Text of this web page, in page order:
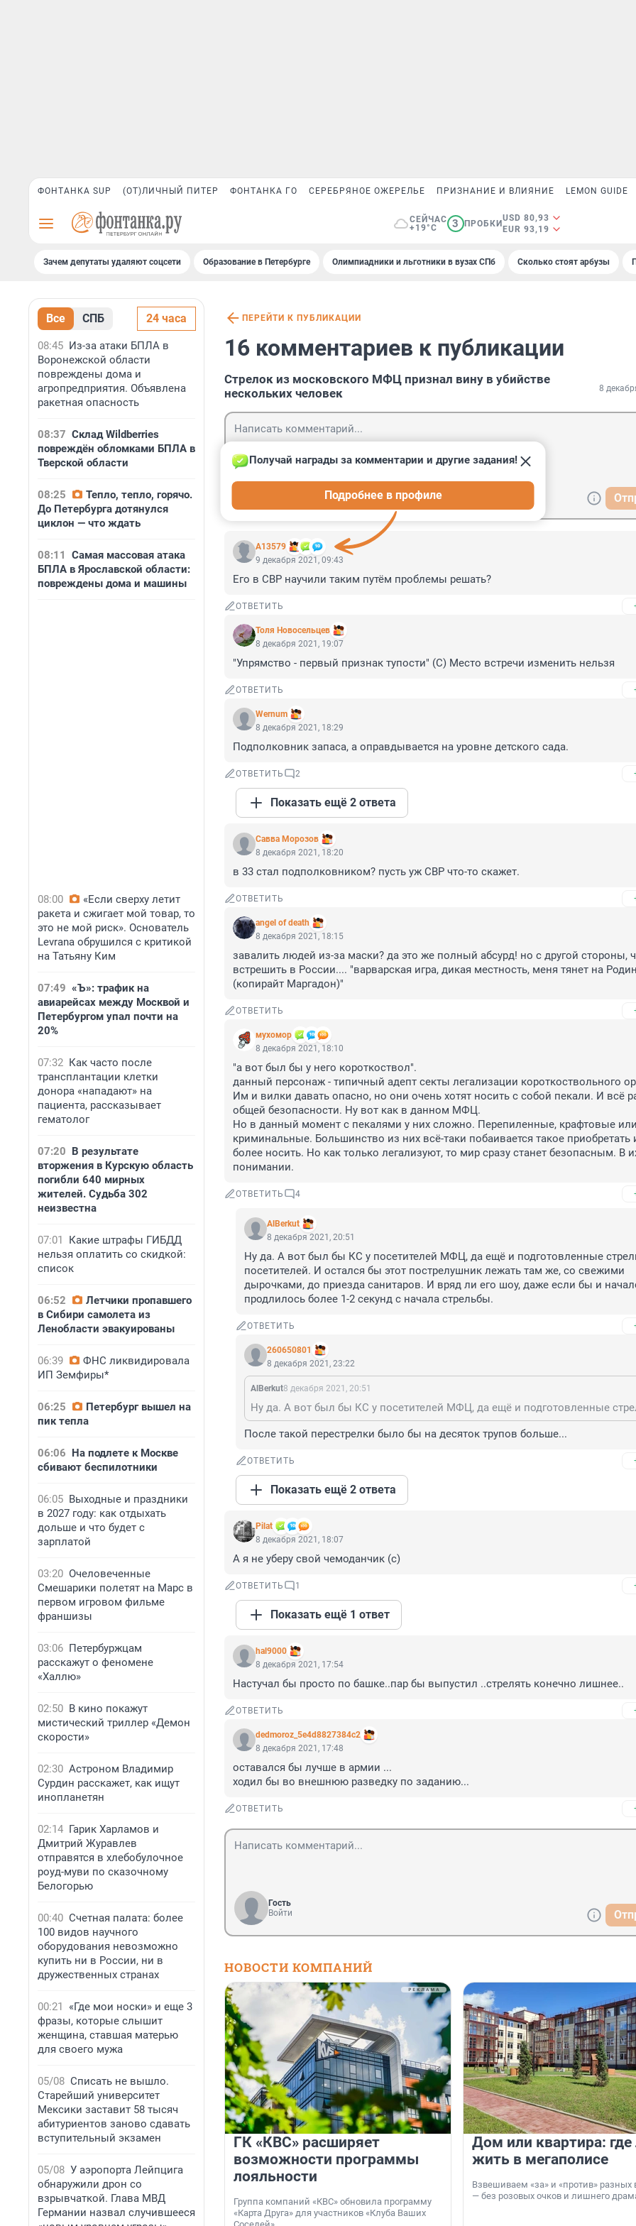
ФОНТАНКА SUP (ОТ)ЛИЧНЫЙ ПИТЕР ФОНТАНКА ГО СЕРЕБРЯНОЕ ОЖЕРЕЛЬЕ ПРИЗНАНИЕ И ВЛИЯНИЕ LEMON GUIDE
СЕЙЧАС
+19°C
3 ПРОБКИ
USD 80,93
EUR 93,19
Зачем депутаты удаляют соцсети Образование в Петербурге Олимпиадники и льготники в вузах СПб Сколько стоят арбузы
Все СПБ 24 часа
08:45 Из-за атаки БПЛА в
Воронежской области
повреждены дома и
агропредприятия. Объявлена
ракетная опасность
08:37 Склад Wildberries
повреждён обломками БПЛА в
Тверской области
08:25
Тепло, тепло, горячо.
До Петербурга дотянулся
циклон — что ждать
08:11
Самая массовая атака
БПЛА в Ярославской области:
повреждены дома и машины
08:00
«Если сверху летит
ракета и сжигает мой товар, то
это не мой риск». Основатель
Levrana обрушился с критикой
на Татьяну Ким
07:49 «Ъ»: трафик на
авиарейсах между Москвой и
Петербургом упал почти на
20%
07:32 Как часто после
трансплантации клетки
донора «нападают» на
пациента, рассказывает
гематолог
07:20 В результате
вторжения в Курскую область
погибли 640 мирных
жителей. Судьба 302
неизвестна
07:01
Какие штрафы ГИБДД
нельзя оплатить со скидкой:
список
06:52
Летчики пропавшего
в Сибири самолета из
Ленобласти эвакуированы
06:39
ФНС ликвидировала
ИП Земфиры*
06:25
Петербург вышел на
пик тепла
06:06 На подлете к Москве
сбивают беспилотники
06:05 Выходные и праздники
в 2027 году: как отдыхать
дольше и что будет с
зарплатой
03:20 Очеловеченные
Смешарики полетят на Марс в
первом игровом фильме
франшизы
03:06 Петербуржцам
расскажут о феномене
«Халлю»
02:50 В кино покажут
мистический триллер «Демон
скорости»
02:30 Астроном Владимир
Сурдин расскажет, как ищут
инопланетян
02:14 Гарик Харламов и
Дмитрий Журавлев
отправятся в хлебобулочное
роуд-муви по сказочному
Белогорью
00:40 Счетная палата: более
100 видов научного
оборудования невозможно
купить ни в России, ни в
дружественных странах
00:21
«Где мои носки» и еще 3
фразы, которые слышит
женщина, ставшая матерью
для своего мужа
05/08 Списать не вышло.
Старейший университет
Мексики заставит 58 тысяч
абитуриентов заново сдавать
вступительный экзамен
05/08 У аэропорта Лейпцига
обнаружили дрон со
взрывчаткой. Глава МВД
Германии назвал случившееся
ПЕРЕЙТИ К ПУБЛИКАЦИИ
16 комментариев к публикации
Стрелок из московского МФЦ признал вину в убийстве
нескольких человек
8
А13579
Получай награды за комментарии и другие задания!
Подробнее в профиле
9 декабря 2021, 09:43
Его в СВР научили таким путём проблемы решать?
ОТВЕТИТЬ
Толя Новосельцев
8 декабря 2021, 19:07
"Упрямство - первый признак тупости" (С) Место встречи изменить нельзя
ОТВЕТИТЬ
Wernum
8 декабря 2021, 18:29
Подполковник запаса, а оправдывается на уровне детского сада.
ОТВЕТИТЬ 2
Показать ещё 2 ответа
Савва Морозов
8 декабря 2021, 18:20
в 33 стал подполковником? пусть уж СВР что-то скажет.
ОТВЕТИТЬ
angel of death
8 декабря 2021, 18:15
завалить людей из-за маски? да это же полный абсурд! но с другой стороны,
встрешить в России.... "варварская игра, дикая местность, меня тянет на
(копирайт Маргадон)"
ОТВЕТИТЬ
мухомор
8 декабря 2021, 18:10
"а вот был бы у него короткоствол".
данный персонаж - типичный адепт секты легализации короткоствольного
Им и вилки давать опасно, но они очень хотят носить с собой пекали. И всё
общей безопасности. Ну вот как в данном МФЦ.
Но в данный момент с пекалями у них сложно. Перепиленные, крафтовые
криминальные. Большинство из них всё-таки побаивается такое приобретать
более носить. Но как только легализуют, то мир сразу станет безопасным. В
понимании.
ОТВЕТИТЬ 4
AlBerkut
8 декабря 2021, 20:51
Ну да. А вот был бы КС у посетителей МФЦ, да ещё и подготовленные
посетителей. И остался бы этот пострелушник лежать там же, со свежими
дырочками, до приезда санитаров. И вряд ли его шоу, даже если бы и
продлилось более 1-2 секунд с начала стрельбы.
ОТВЕТИТЬ
260650801
8 декабря 2021, 23:22
AlBerkut8 декабря 2021, 20:51
После такой перестрелки было бы на десяток трупов больше...
ОТВЕТИТЬ
Показать ещё 2 ответа
Pilat
8 декабря 2021, 18:07
А я не уберу свой чемоданчик (с)
ОТВЕТИТЬ 1
Показать ещё 1 ответ
hal9000
8 декабря 2021, 17:54
Настучал бы просто по башке..пар бы выпустил ..стрелять конечно лишнее..
ОТВЕТИТЬ
dedmoroz_5e4d8827384c2
8 декабря 2021, 17:48
оставался бы лучше в армии ...
ходил бы во внешнюю разведку по заданию...
ОТВЕТИТЬ
Гость
Войти
НОВОСТИ КОМПАНИЙ
ГК «КВС» расширяет
возможности программы
лояльности
Группа компаний «КВС» обновила программу
«Карта Друга» для участников «Клуба Ваших
Дом или квартира:
жить в мегаполисе
Взвешиваем «за» и «против» разных
— без розовых очков и лишнего